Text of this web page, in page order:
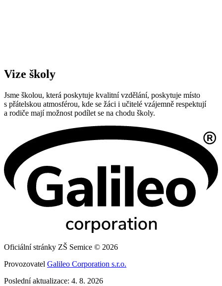
Vize školy
Jsme školou, která poskytuje kvalitní vzdělání, poskytuje místo
s přátelskou atmosférou, kde se žáci i učitelé vzájemně respektují
a rodiče mají možnost podílet se na chodu školy.
Oficiální stránky ZŠ Semice © 2026
Provozovatel Galileo Corporation s.r.o.
Poslední aktualizace: 4. 8. 2026